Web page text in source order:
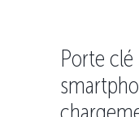
Porte